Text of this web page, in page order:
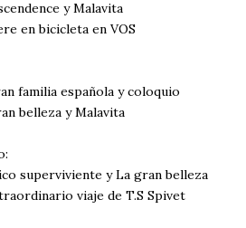
y Malavita
en bicicleta en VOS
familia española y coloquio
belleza y Malavita
superviviente y La gran belleza
viaje de T.S Spivet